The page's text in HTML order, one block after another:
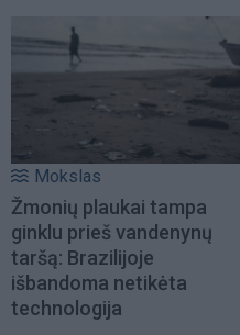
Mokslas
Žmonių plaukai tampa
ginklu prieš vandenynų
taršą: Brazilijoje
išbandoma netikėta
technologija